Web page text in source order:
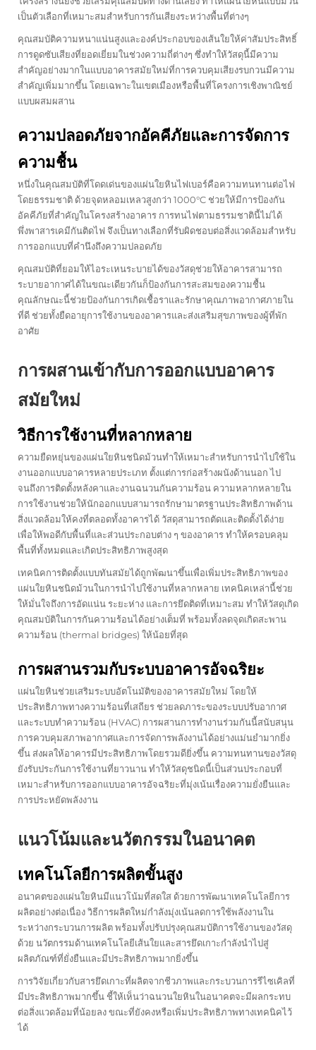
เป็นตัวเลือกที่เหมาะสมสำหรับการกันเสียงระหว่างพื้นที่ต่างๆ
คุณสมบัติความหนาแน่นสูงและองค์ประกอบของเส้นใยให้ค่าสัมประสิทธิ์
การดูดซับเสียงที่ยอดเยี่ยมในช่วงความถี่ต่างๆ ซึ่งทำให้วัสดุนี้มีความ
สำคัญอย่างมากในแบบอาคารสมัยใหม่ที่การควบคุมเสียงรบกวนมีความ
สำคัญเพิ่มมากขึ้น โดยเฉพาะในเขตเมืองหรือพื้นที่โครงการเชิงพาณิชย์
แบบผสมผสาน
ความปลอดภัยจากอัคคีภัยและการจัดการ
ความชื้น
หนึ่งในคุณสมบัติที่โดดเด่นของแผ่นใยหินไฟเบอร์คือความทนทานต่อไฟ
โดยธรรมชาติ ด้วยจุดหลอมเหลวสูงกว่า 1000°C ช่วยให้มีการป้องกัน
อัคคีภัยที่สำคัญในโครงสร้างอาคาร การทนไฟตามธรรมชาตินี้ไม่ได้
พึ่งพาสารเคมีกันติดไฟ จึงเป็นทางเลือกที่รับผิดชอบต่อสิ่งแวดล้อมสำหรับ
การออกแบบที่คำนึงถึงความปลอดภัย
คุณสมบัติที่ยอมให้ไอระเหนระบายได้ของวัสดุช่วยให้อาคารสามารถ
ระบายอากาศได้ในขณะเดียวกันก็ป้องกันการสะสมของความชื้น
คุณลักษณะนี้ช่วยป้องกันการเกิดเชื้อราและรักษาคุณภาพอากาศภายใน
ที่ดี ช่วยทั้งยืดอายุการใช้งานของอาคารและส่งเสริมสุขภาพของผู้ที่พัก
อาศัย
การผสานเข้ากับการออกแบบอาคาร
สมัยใหม่
วิธีการใช้งานที่หลากหลาย
ความยืดหยุ่นของแผ่นใยหินชนิดม้วนทำให้เหมาะสำหรับการนำไปใช้ใน
งานออกแบบอาคารหลายประเภท ตั้งแต่การก่อสร้างผนังด้านนอก ไป
จนถึงการติดตั้งหลังคาและงานฉนวนกันความร้อน ความหลากหลายใน
การใช้งานช่วยให้นักออกแบบสามารถรักษามาตรฐานประสิทธิภาพด้าน
สิ่งแวดล้อมให้คงที่ตลอดทั้งอาคารได้ วัสดุสามารถตัดและติดตั้งได้ง่าย
เพื่อให้พอดีกับพื้นที่และส่วนประกอบต่าง ๆ ของอาคาร ทำให้ครอบคลุม
พื้นที่ทั้งหมดและเกิดประสิทธิภาพสูงสุด
เทคนิคการติดตั้งแบบทันสมัยได้ถูกพัฒนาขึ้นเพื่อเพิ่มประสิทธิภาพของ
แผ่นใยหินชนิดม้วนในการนำไปใช้งานที่หลากหลาย เทคนิคเหล่านี้ช่วย
ให้มั่นใจถึงการอัดแน่น ระยะห่าง และการยึดติดที่เหมาะสม ทำให้วัสดุเกิด
คุณสมบัติในการกันความร้อนได้อย่างเต็มที่ พร้อมทั้งลดจุดเกิดสะพาน
ความร้อน (thermal bridges) ให้น้อยที่สุด
การผสานรวมกับระบบอาคารอัจฉริยะ
แผ่นใยหินช่วยเสริมระบบอัตโนมัติของอาคารสมัยใหม่ โดยให้
ประสิทธิภาพทางความร้อนที่เสถียร ช่วยลดภาระของระบบปรับอากาศ
และระบบทำความร้อน (HVAC) การผสานการทำงานร่วมกันนี้สนับสนุน
การควบคุมสภาพอากาศและการจัดการพลังงานได้อย่างแม่นยำมากยิ่ง
ขึ้น ส่งผลให้อาคารมีประสิทธิภาพโดยรวมดียิ่งขึ้น ความทนทานของวัสดุ
ยังรับประกันการใช้งานที่ยาวนาน ทำให้วัสดุชนิดนี้เป็นส่วนประกอบที่
เหมาะสำหรับการออกแบบอาคารอัจฉริยะที่มุ่งเน้นเรื่องความยั่งยืนและ
การประหยัดพลังงาน
แนวโน้มและนวัตกรรมในอนาคต
เทคโนโลยีการผลิตขั้นสูง
อนาคตของแผ่นใยหินมีแนวโน้มที่สดใส ด้วยการพัฒนาเทคโนโลยีการ
ผลิตอย่างต่อเนื่อง วิธีการผลิตใหม่กำลังมุ่งเน้นลดการใช้พลังงานใน
ระหว่างกระบวนการผลิต พร้อมทั้งปรับปรุงคุณสมบัติการใช้งานของวัสดุ
ด้วย นวัตกรรมด้านเทคโนโลยีเส้นใยและสารยึดเกาะกำลังนำไปสู่
ผลิตภัณฑ์ที่ยั่งยืนและมีประสิทธิภาพมากยิ่งขึ้น
การวิจัยเกี่ยวกับสารยึดเกาะที่ผลิตจากชีวภาพและกระบวนการรีไซเคิลที่
มีประสิทธิภาพมากขึ้น ชี้ให้เห็นว่าฉนวนใยหินในอนาคตจะมีผลกระทบ
ต่อสิ่งแวดล้อมที่น้อยลง ขณะที่ยังคงหรือเพิ่มประสิทธิภาพทางเทคนิคไว้
ได้